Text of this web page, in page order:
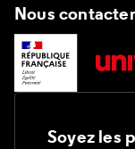
Nous contacter
Soyez les